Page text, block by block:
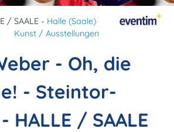
/ SAALE - Halle (Saale)
Kunst / Ausstellungen
- Oh, die
- Steintor-
HALLE / SAALE